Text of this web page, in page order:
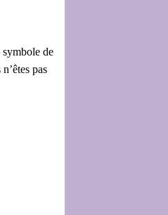
symbole de
pas